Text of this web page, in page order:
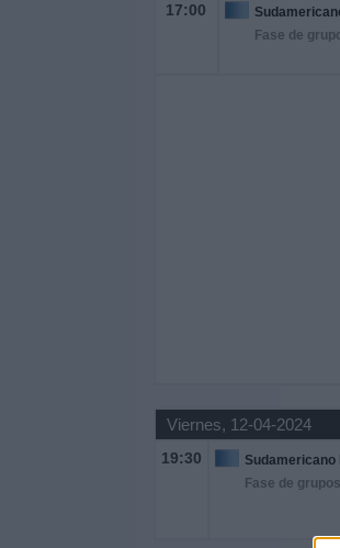
17:00
Fase de
Viernes, 12-04-2024
19:30
Fase de grupos